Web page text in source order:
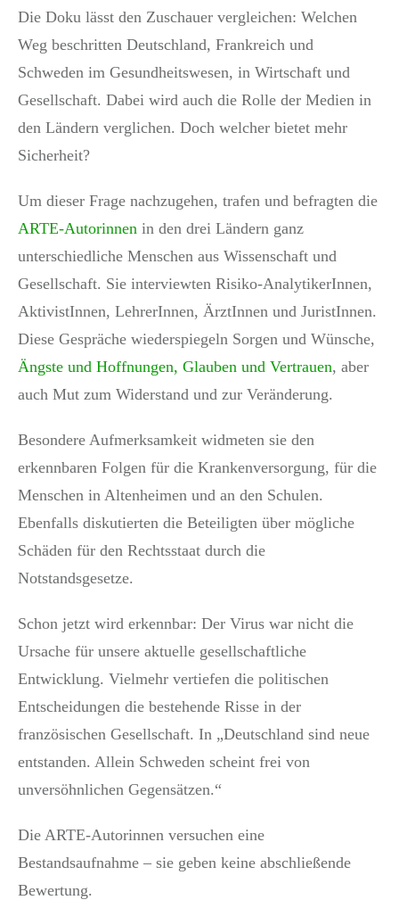
Die Doku lässt den Zuschauer vergleichen: Welchen
Weg beschritten Deutschland, Frankreich und
Schweden im Gesundheitswesen, in Wirtschaft und
Gesellschaft. Dabei wird auch die Rolle der Medien in
den Ländern verglichen. Doch welcher bietet mehr
Sicherheit?
Um dieser Frage nachzugehen, trafen und befragten die
ARTE-Autorinnen in den drei Ländern ganz
unterschiedliche Menschen aus Wissenschaft und
Gesellschaft. Sie interviewten Risiko-AnalytikerInnen,
AktivistInnen, LehrerInnen, ÄrztInnen und JuristInnen.
Diese Gespräche wiederspiegeln Sorgen und Wünsche,
Ängste und Hoffnungen, Glauben und Vertrauen, aber
auch Mut zum Widerstand und zur Veränderung.
Besondere Aufmerksamkeit widmeten sie den
erkennbaren Folgen für die Krankenversorgung, für die
Menschen in Altenheimen und an den Schulen.
Ebenfalls diskutierten die Beteiligten über mögliche
Schäden für den Rechtsstaat durch die
Notstandsgesetze.
Schon jetzt wird erkennbar: Der Virus war nicht die
Ursache für unsere aktuelle gesellschaftliche
Entwicklung. Vielmehr vertiefen die politischen
Entscheidungen die bestehende Risse in der
französischen Gesellschaft. In „Deutschland sind neue
entstanden. Allein Schweden scheint frei von
unversöhnlichen Gegensätzen.“
Die ARTE-Autorinnen versuchen eine
Bestandsaufnahme – sie geben keine abschließende
Bewertung.